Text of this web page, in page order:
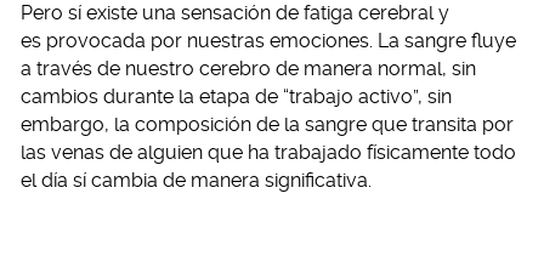
Pero sí existe una sensación de fatiga cerebral y
es provocada por nuestras emociones. La sangre fluye
a través de nuestro cerebro de manera normal, sin
cambios durante la etapa de “trabajo activo”, sin
embargo, la composición de la sangre que transita por
las venas de alguien que ha trabajado físicamente todo
el día sí cambia de manera significativa.